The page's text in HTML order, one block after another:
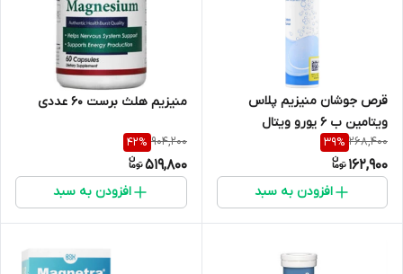
قرص جوشان منیزیم پلاس
ویتامین ب 6 یورو ویتال
268,400
39%
162,900
افزودن به سبد
منیزیم هلث برست 60 عددی
904,200
42%
519,800
افزودن به سبد